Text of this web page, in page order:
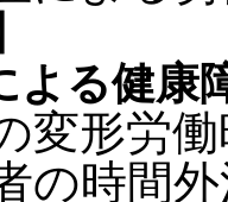
よる健康
変形労
の時間